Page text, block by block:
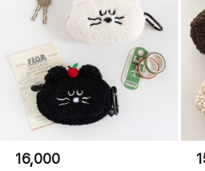
16,000